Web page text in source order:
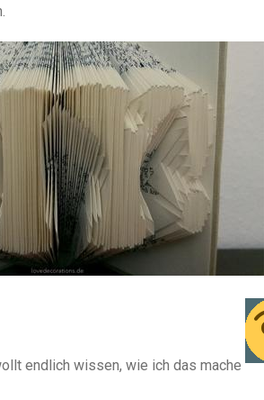
endlich wissen, wie ich das mache